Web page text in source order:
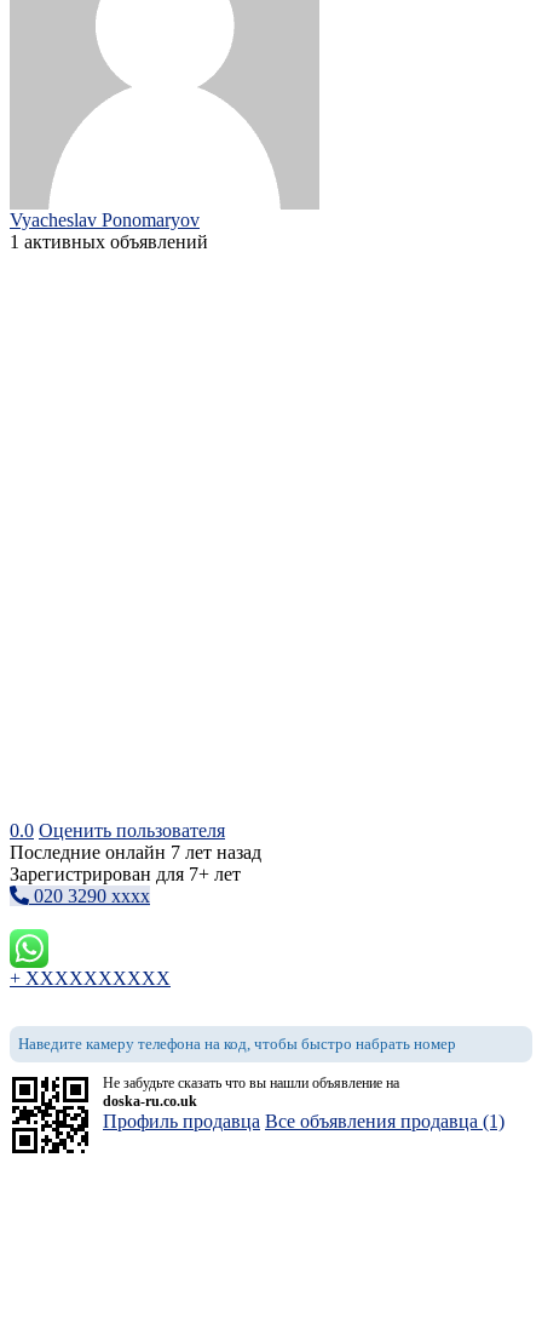
Vyacheslav Ponomaryov
1 активных объявлений
0.0 Оценить пользователя
Последние онлайн 7 лет назад
Зарегистрирован для 7+ лет
020 3290 xxxx
+ XXXXXXXXXX
Наведите камеру телефона на код, чтобы быстро набрать номер
Не забудьте сказать что вы нашли объявление на
doska-ru.co.uk
Профиль продавца Все объявления продавца (1)